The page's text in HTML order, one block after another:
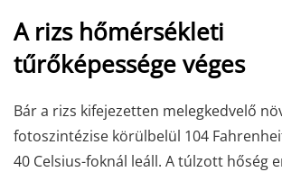
A rizs hőmérsékleti
tűrőképessége véges
Bár a rizs kifejezetten melegkedvelő
fotoszintézise körülbelül 104
40 Celsius-foknál leáll. A túlzott hőség